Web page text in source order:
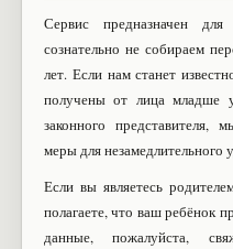
Сервис предназначен
сознательно не собираем
лет. Если нам станет
получены от лица младше
законного
меры для незамедлительного
Если вы являетесь
полагаете, что ваш ребёнок
данные, пожалуйста,